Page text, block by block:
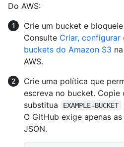
Do AWS:
Crie um bucket e
Consulte Criar, configurar
buckets do Amazon S3
AWS.
Crie uma política que
escreva no bucket. Copie
substitua
EXAMPLE-BUCKET
O GitHub exige apenas
JSON.